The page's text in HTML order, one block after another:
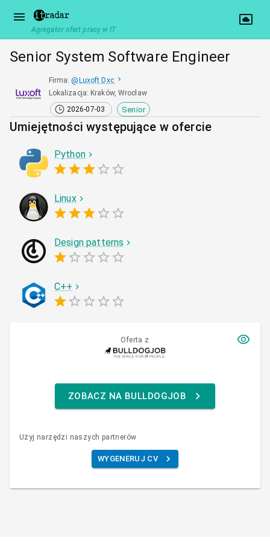
Agregator ofert pracy w IT
Senior System Software Engineer
Firma: @ Luxoft Dxc
Lokalizacja: Kraków, Wrocław
2026-07-03
Senior
Umiejętności występujące w ofercie
Python
Linux
Design patterns
C++
Oferta z
ZOBACZ NA BULLDOGJOB
Użyj narzędzi naszych partnerów
WYGENERUJ CV